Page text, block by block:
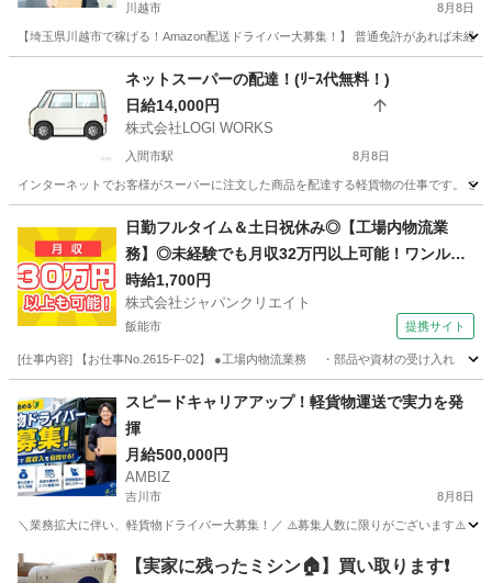
川越市 8月8日
【埼玉県川越市で稼げる！Amazon配送ドライバー大募集！】 普通免許があれば未
ドライバー Amazon
ネットスーパーの配達！(ﾘｰｽ代無料！)
日給14,000円
株式会社LOGl WORKS
入間市駅 8月8日
インターネットでお客様がスーパーに注文した商品を配達する軽貨物の仕事です。
入間市駅 ドライバー ネットスーパー
日勤フルタイム＆土日祝休み◎【工場内物流業
務】◎未経験でも月収32万円以上可能！ワンルー
ム寮完備！
時給1,700円
株式会社ジャパンクリエイト
飯能市 提携サイト
[仕事内容] 【お仕事No.2615-F-02】 ●工場内物流業務 ・部品や資材の受け入れ
その他
スピードキャリアアップ！軽貨物運送で実⼒を発
揮
月給500,000円
AMBIZ
吉川市 8月8日
＼業務拡大に伴い、軽貨物ドライバー大募集！／ ⚠️募集人数に限りがございます⚠️
吉川市 ドライバー 貨物
【実家に残ったミシン🏠】買い取ります❗️